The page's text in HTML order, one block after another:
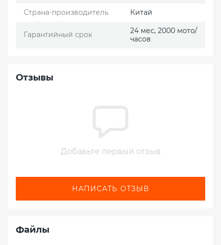
Страна-производитель Китай
Гарантийный срок
24 мес, 2000 мото/
часов
Отзывы
Добавьте первый отзыв
НАПИСАТЬ ОТЗЫВ
Файлы